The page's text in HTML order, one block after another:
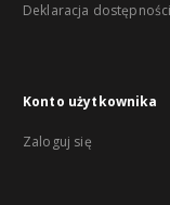
Deklaracja dostępności
Konto użytkownika
Zaloguj się